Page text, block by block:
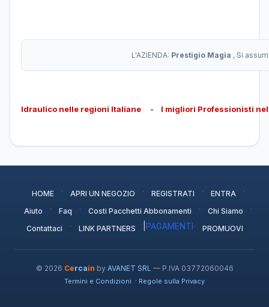
L'AZIENDA: Prestigio Magia , Si
Idraulico nelle regioni Italiane - I migliori Professionisti
HOME · APRI UN NEGOZIO · REGISTRATI · ENTRA ·
Aiuto · Faq · Costi Pacchetti Abbonamenti · Chi Siamo ·
Contattaci · LINK PARTNERS PAGAMENTI· PROMUOVI
© 2026 Cercain by AVANET SRL — P.IVA 03772060046
Termini e Condizioni · Regole sulla Privacy